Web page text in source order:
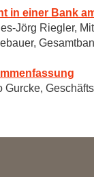
in einer Bank
Jörg Riegler,
Gurcke,